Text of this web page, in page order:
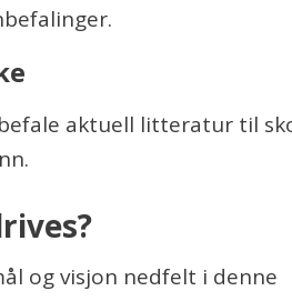
aktuell litteratur til
og visjon nedfelt i denne